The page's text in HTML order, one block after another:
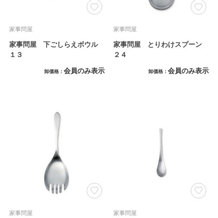
家事問屋
家事問屋 下ごしらえボウル
１３
卸価格 会員のみ表示
家事問屋
家事問屋 とりわけスプーン
２４
卸価格 会員のみ表示
家事問屋 家事問屋